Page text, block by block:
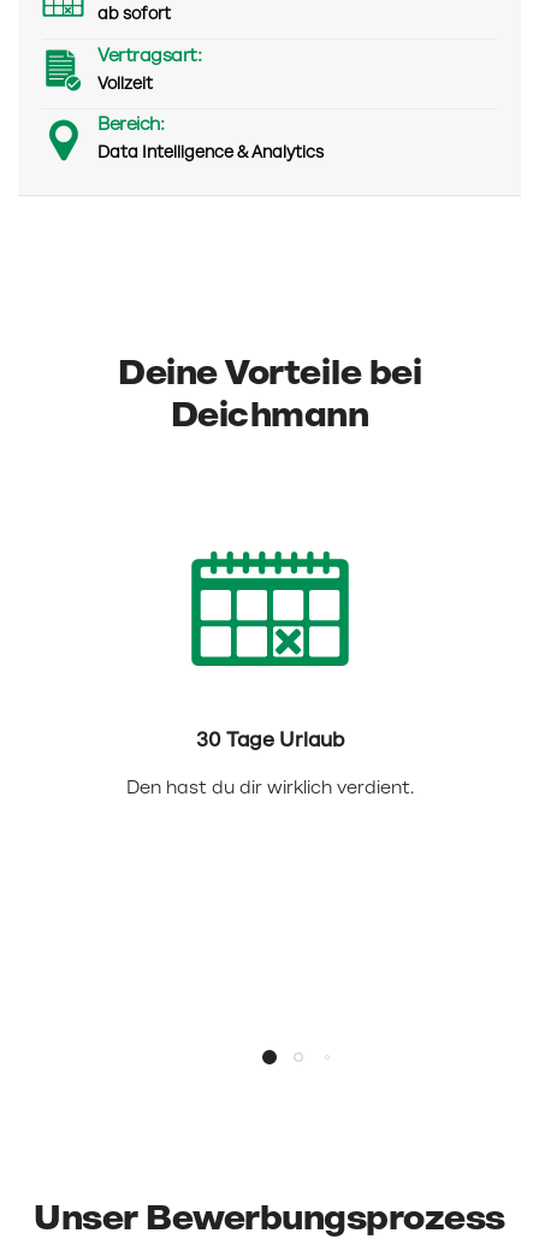
ab sofort
Vertragsart:
Vollzeit
Bereich:
Data Intelligence & Analytics
Deine Vorteile bei
Deichmann
30 Tage Urlaub
Den hast du dir wirklich verdient.
Unser Bewerbungsprozess